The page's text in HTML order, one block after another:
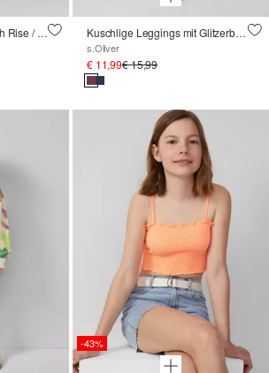
Jeans / Regular Fit / High Rise / Wide Leg / Elastikbund Kuschlige Leggings mit Glitzerbund und Artwork
s.Oliver
€ 11,99€ 15,99
-43%